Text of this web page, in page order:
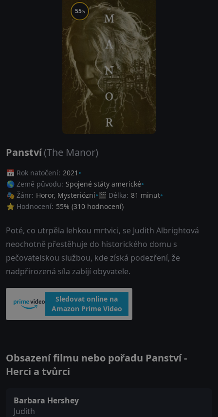
55%
Panství(The Manor)
📅 Rok natočení: 2021
🌎 Země původu: Spojené státy americké
🎭 Žánr: Horor, Mysteriózní 🎬 Délka: 81 minut
⭐ Hodnocení: 55% (310 hodnocení)
Poté, co utrpěla lehkou mrtvici, se Judith Albrightová
neochotně přestěhuje do historického domu s
pečovatelskou službou, kde získá podezření, že
nadpřirozená síla zabíjí obyvatele.
Sledovat online na
Amazon Prime Video
Obsazení filmu nebo pořadu Panství -
Herci a tvůrci
Barbara Hershey
Judith